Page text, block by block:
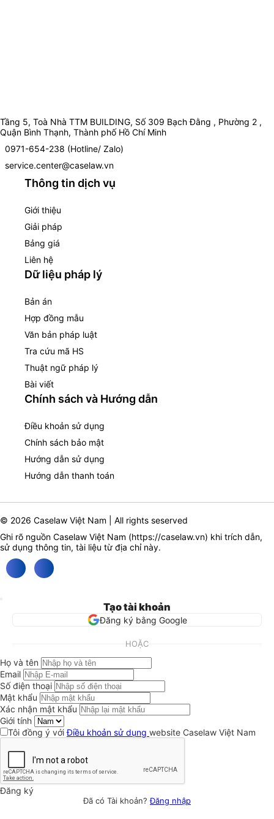
Tầng 5, Toà Nhà TTM BUILDING, Số 309 Bạch Đằng , Phường 2 ,
Quận Bình Thạnh, Thành phố Hồ Chí Minh
0971-654-238 (Hotline/ Zalo)
service.center@caselaw.vn
Thông tin dịch vụ
Giới thiệu
Giải pháp
Bảng giá
Liên hệ
Dữ liệu pháp lý
Bản án
Hợp đồng mẫu
Văn bản pháp luật
Tra cứu mã HS
Thuật ngữ pháp lý
Bài viết
Chính sách và Hướng dẫn
Điều khoản sử dụng
Chính sách bảo mật
Hướng dẫn sử dụng
Hướng dẫn thanh toán
© 2026 Caselaw Việt Nam | All rights seserved
Ghi rõ nguồn Caselaw Việt Nam (https://caselaw.vn) khi trích dẫn,
sử dụng thông tin, tài liệu từ địa chỉ này.
Tạo tài khoản
Đăng ký bằng Google
HOẶC
Họ và tên
Email
Số điện thoại
Mật khẩu
Xác nhận mật khẩu
Giới tính
Tôi đồng ý vớiĐiều khoản sử dụng website Caselaw Việt Nam
Đăng ký
Đã có Tài khoản?Đăng nhập